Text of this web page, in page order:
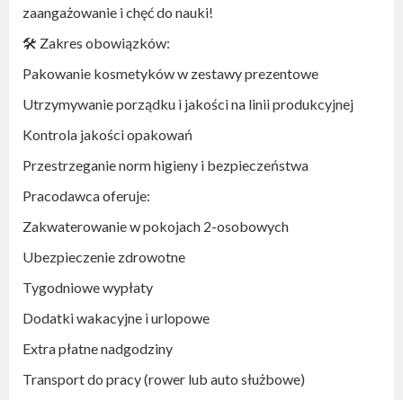
zaangażowanie i chęć do nauki!
🛠 Zakres obowiązków:
Pakowanie kosmetyków w zestawy prezentowe
Utrzymywanie porządku i jakości na linii produkcyjnej
Kontrola jakości opakowań
Przestrzeganie norm higieny i bezpieczeństwa
Pracodawca oferuje:
Zakwaterowanie w pokojach 2-osobowych
Ubezpieczenie zdrowotne
Tygodniowe wypłaty
Dodatki wakacyjne i urlopowe
Extra płatne nadgodziny
Transport do pracy (rower lub auto służbowe)